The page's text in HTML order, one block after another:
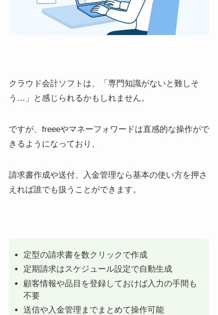
クラウド会計ソフトは、「専門知識がないと難しそ
う…」と感じられるかもしれません。
ですが、freeeやマネーフォワードは直感的な操作がで
きるようになっており、
請求書作成や送付、入金管理なら基本の使い方を押さ
えれば誰でも扱うことができます。
定型の請求書を数クリックで作成
定期請求はスケジュール設定で自動生成
顧客情報や品目を登録しておけば入力の手間も
不要
送信や入金管理までまとめて操作可能